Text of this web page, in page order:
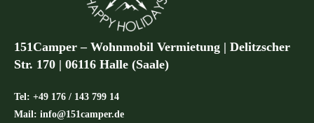
151Camper – Wohnmobil Vermietung | Delitzscher
Str. 170 | 06116 Halle (Saale)
Tel: +49 176 / 143 799 14
Mail: info@151camper.de